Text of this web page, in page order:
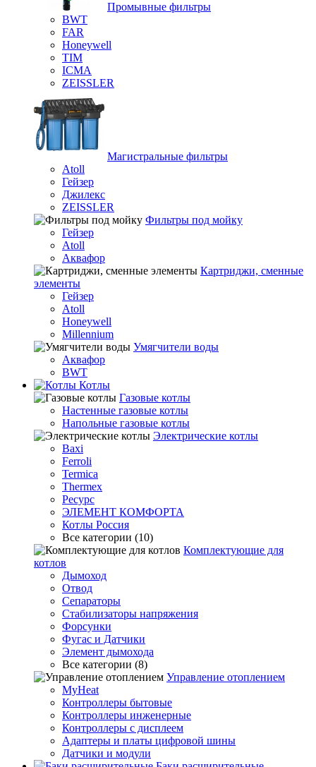
Промывные фильтры
BWT
FAR
Honeywell
TIM
ICMA
ZEISSLER
Магистральные фильтры
Atoll
Гейзер
Джилекс
ZEISSLER
Фильтры под мойку
Гейзер
Atoll
Аквафор
Картриджи, сменные
элементы
Гейзер
Atoll
Honeywell
Millennium
Умягчители воды
Аквафор
BWT
Котлы
Гaзовые котлы
Настенные газовые котлы
Напольные газовые котлы
Электрические котлы
Baxi
Ferroli
Termica
Thermex
Ресурс
ЭЛЕМЕНТ КОМФОРТА
Котлы Россия
Все категории (10)
Комплектующие для
котлов
Дымоход
Отвод
Сепараторы
Стабилизаторы напряжения
Форсунки
Фугас и Датчики
Элемент дымохода
Все категории (8)
Управление отоплением
MyHeat
Контроллеры бытовые
Контроллеры инженерные
Контроллеры с дисплеем
Адаптеры и платы цифровой шины
Датчики и модули